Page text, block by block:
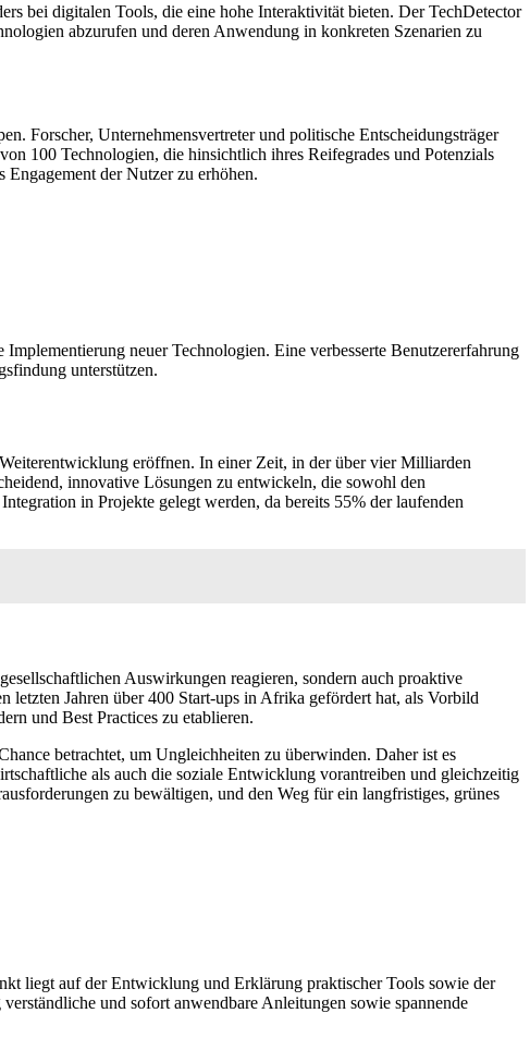
bei digitalen Tools, die eine hohe Interaktivität bieten. Der TechDetector
abzurufen und deren Anwendung in konkreten Szenarien zu
Forscher, Unternehmensvertreter und politische Entscheidungsträger
100 Technologien, die hinsichtlich ihres Reifegrades und Potenzials
der Nutzer zu erhöhen.
neuer Technologien. Eine verbesserte Benutzererfahrung
unterstützen.
eröffnen. In einer Zeit, in der über vier Milliarden
innovative Lösungen zu entwickeln, die sowohl den
in Projekte gelegt werden, da bereits 55% der laufenden
Auswirkungen reagieren, sondern auch proaktive
Jahren über 400 Start-ups in Afrika gefördert hat, als Vorbild
und Best Practices zu etablieren.
betrachtet, um Ungleichheiten zu überwinden. Daher ist es
als auch die soziale Entwicklung vorantreiben und gleichzeitig
zu bewältigen, und den Weg für ein langfristiges, grünes
liegt auf der Entwicklung und Erklärung praktischer Tools sowie der
und sofort anwendbare Anleitungen sowie spannende